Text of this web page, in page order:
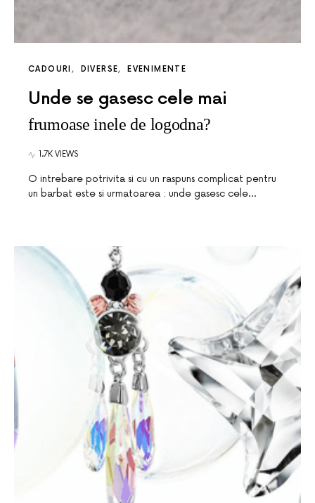
CADOURI DIVERSE EVENIMENTE
Unde se gasesc cele mai
frumoase inele de logodna?
1.7K VIEWS
O intrebare potrivita si cu un raspuns complicat pentru
un barbat este si urmatoarea : unde gasesc cele…